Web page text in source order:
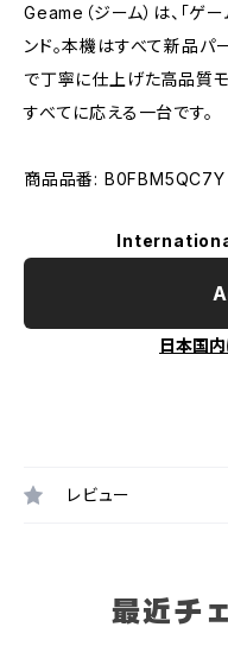
Geame（ジーム）は、「ゲ
ンド。本機はすべて新品パ
で丁寧に仕上げた高品質モ
すべてに応える一台です。
商品品番: B0FBM5QC7Y
日本国
レビュー
最近チ